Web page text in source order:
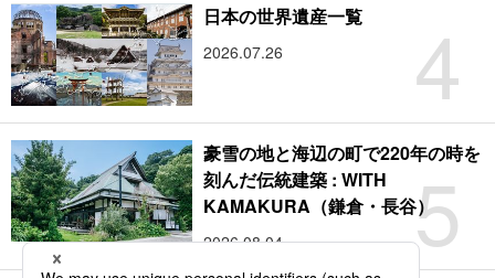
4
日本の世界遺産一覧
2026.07.26
5
豪雪の地と海辺の町で220年の時を
刻んだ伝統建築 : WITH
KAMAKURA（鎌倉・長谷）
2026.08.04